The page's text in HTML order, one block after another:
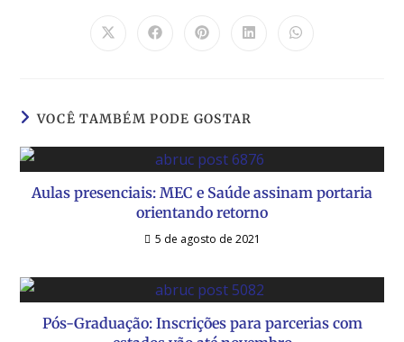
VOCÊ TAMBÉM PODE GOSTAR
Aulas presenciais: MEC e Saúde assinam portaria
orientando retorno
5 de agosto de 2021
Pós-Graduação: Inscrições para parcerias com